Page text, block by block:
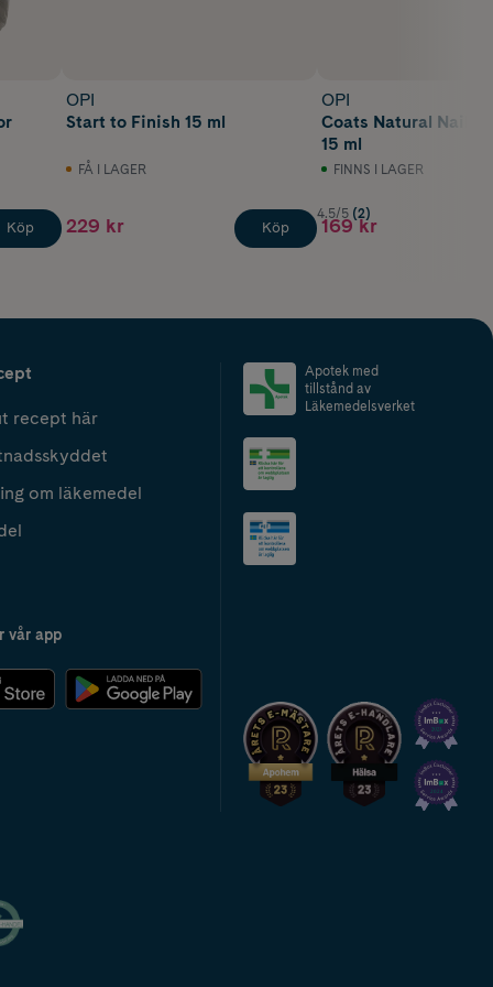
Köp
OPI
Start to Finish 15 ml
FÅ I LAGER
229 kr Köp
OPI
Coats Natural Nail
15 ml
FINNS I LAGER
4.5/5 (2)
169 kr
recept här
om läkemedel
vår app
Apotek med
tillstånd av
Läkemedelsverket
2024